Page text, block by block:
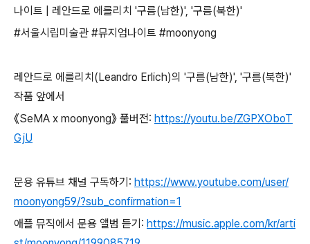
나이트 | 레안드로 에를리치 '구름(남한)', '구름(북한)'
#서울시립미술관 #뮤지엄나이트 #moonyong
레안드로 에를리치(Leandro Erlich)의 '구름(남한)', '구름(북한)'
작품 앞에서
《SeMA x moonyong》 풀버전: https://youtu.be/ZGPXOboT
GjU
문용 유튜브 채널 구독하기: https://www.youtube.com/user/
moonyong59/?sub_confirmation=1
애플 뮤직에서 문용 앨범 듣기: https://music.apple.com/kr/arti